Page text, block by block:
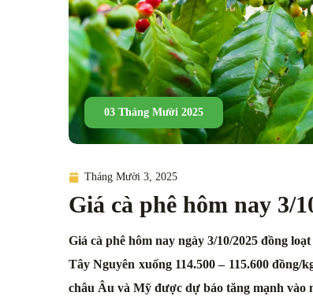
03 Tháng Mười 2025
Tháng Mười 3, 2025
Giá cà phê hôm nay 3/
Giá cà phê hôm nay ngày 3/10/2025 đồng
Tây Nguyên xuống 114.500 – 115.600
châu Âu và Mỹ được dự báo tăng mạnh vào